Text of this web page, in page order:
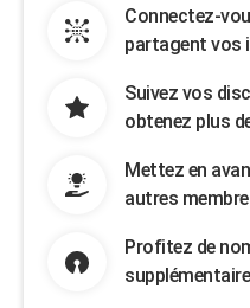
Connectez-
partagent vos
Suivez vos
obtenez plus
Mettez en
autres
Profitez de